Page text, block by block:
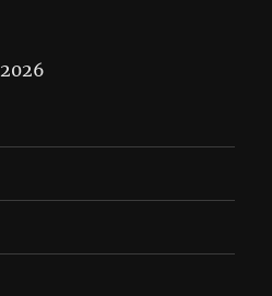
2026